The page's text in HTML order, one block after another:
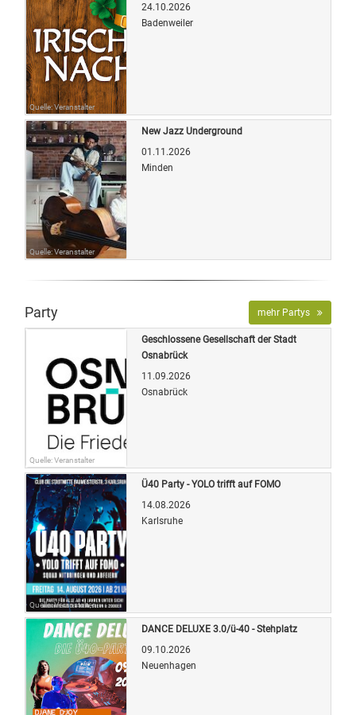
Quelle: Veranstalter
24.10.2026
Badenweiler
Quelle: Veranstalter
New Jazz Underground
01.11.2026
Minden
Party mehr Partys
Quelle: Veranstalter
Geschlossene Gesellschaft der Stadt
Osnabrück
11.09.2026
Osnabrück
Quelle: Veranstalter
Ü40 Party - YOLO trifft auf FOMO
14.08.2026
Karlsruhe
DANCE DELUXE 3.0/ü-40 - Stehplatz
09.10.2026
Neuenhagen